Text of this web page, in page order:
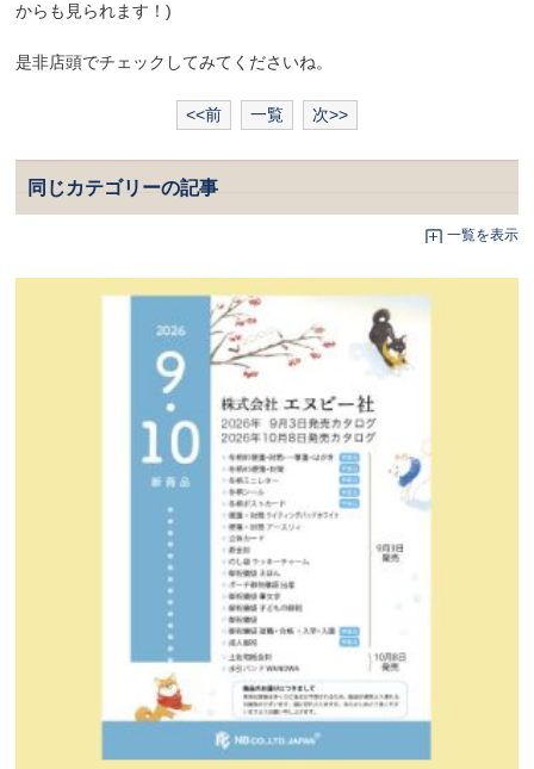
からも見られます！)
是非店頭でチェックしてみてくださいね。
<<前 一覧 次>>
同じカテゴリーの記事
一覧を表示